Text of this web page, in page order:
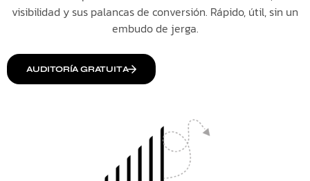
visibilidad y sus palancas de conversión. Rápido, útil, sin un
embudo de jerga.
AUDITORÍA GRATUITA